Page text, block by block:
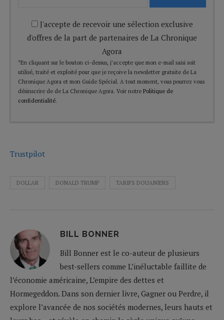
J'accepte de recevoir une sélection exclusive
d'offres de la part de partenaires de La Chronique
Agora
*En cliquant sur le bouton ci-dessus, j’accepte que mon e-mail saisi soit
utilisé, traité et exploité pour que je reçoive la newsletter gratuite de La
Chronique Agora et mon Guide Spécial. A tout moment, vous pourrez vous
désinscrire de de La Chronique Agora. Voir notre Politique de
confidentialité.
Trustpilot
DOLLAR DONALD TRUMP TARIFS DOUANIERS
BILL BONNER
Bill Bonner est le co-auteur de plusieurs
best-sellers comme L’inéluctable faillite de
l’économie américaine, L’empire des dettes et
Hormegeddon. Dans son dernier livre, Gagner ou Perdre, il
explore l’avancée de nos sociétés modernes, leurs hauts et